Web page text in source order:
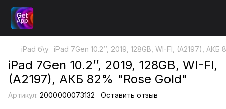
iPad б\у iPad 7Gen 10.2’’, 2019, 128GB, WI-FI, (A2197),
iPad 7Gen 10.2’’, 2019, 128GB, WI-FI,
(A2197), АКБ 82% "Rose Gold"
Артикул: 2000000073132 Оставить отзыв